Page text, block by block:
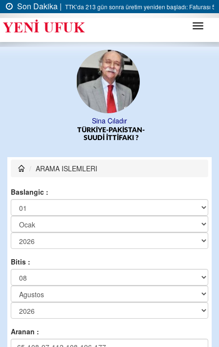
Son Dakika | TTK’da 213 gün sonra üretim yeniden başladı: Faturası 5
Menü
Sina Çıladır
TÜRKİYE-PAKİSTAN-
SUUDİ İTTİFAKI ?
ARAMA ISLEMLERI
Baslangic :
Bitis :
Aranan :